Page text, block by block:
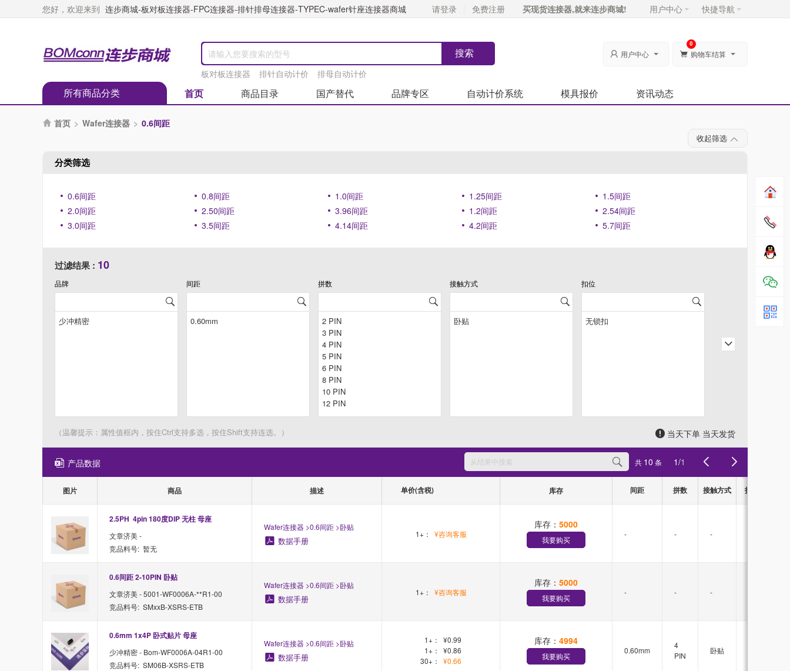
您好，欢迎来到 连步商城-板对板连接器-FPC连接器-排针排母连接器-TYPEC-wafer针座连接器商城 请登录 免费注册 买现货连接器,就来连步商城! 用户中心 快捷导航
板对板连接器 排针自动计价 排母自动计价
 用户中心  购物车结算
0
所有商品分类 首页 商品目录 国产替代 品牌专区 自动计价系统 模具报价 资讯动态
 首页 > Wafer连接器 > 0.6间距
收起筛选
分类筛选
0.6间距 0.8间距 1.0间距 1.25间距
1.5间距
2.0间距
2.50间距 3.96间距 1.2间距
2.54间距
3.0间距
3.5间距 4.14间距 4.2间距 5.7间距
过滤结果 : 10
品牌 间距 拼数 接触方式 扣位
（温馨提示：属性值框内，按住Ctrl支持多选，按住Shift支持连选。） 当天下单 当天发货
产品数据 共 10 条 1/1
图片 商品 描述 单价(含税) 库存 间距 拼数 接触方式 扣位
2.5PH  4pin 180度DIP 无柱 母座
文章济美 -
竞品料号: 暂无
Wafer连接器 >0.6间距 >卧贴
数据手册
1+： ¥咨询客服
库存： 5000
我要购买
- - -
0.6间距 2-10PIN 卧贴
文章济美 - 5001-WF0006A-**R1-00
竞品料号: SMxxB-XSRS-ETB
Wafer连接器 >0.6间距 >卧贴
数据手册
1+： ¥咨询客服
库存： 5000
我要购买
- - -
0.6mm 1x4P 卧式贴片 母座
少冲精密 - Bom-WF0006A-04R1-00
竞品料号: SM06B-XSRS-ETB
Wafer连接器 >0.6间距 >卧贴
数据手册
1+：
¥0.99
1+：
¥0.86
30+：
¥0.66
库存： 4994
我要购买
0.60mm
4
PIN
卧贴